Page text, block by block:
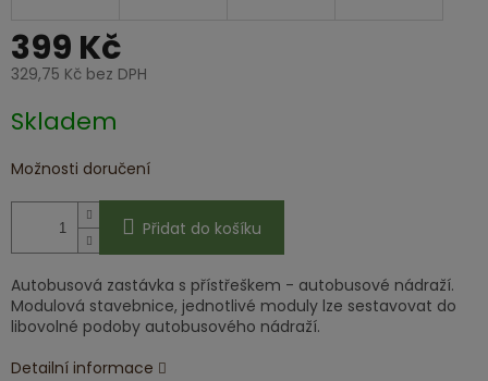
399 Kč
329,75 Kč bez DPH
cena:
Skladem
Možnosti doručení
Přidat do košíku
Autobusová zastávka s přístřeškem - autobusové nádraží.
Modulová stavebnice, jednotlivé moduly lze sestavovat do
libovolné podoby autobusového nádraží.
Detailní informace